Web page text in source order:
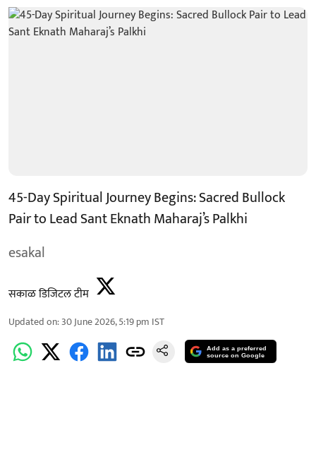
45-Day Spiritual Journey Begins: Sacred Bullock
Pair to Lead Sant Eknath Maharaj’s Palkhi
esakal
सकाळ डिजिटल टीम
Updated on:30 June 2026, 5:19 pm IST
Add as a preferred
source on Google